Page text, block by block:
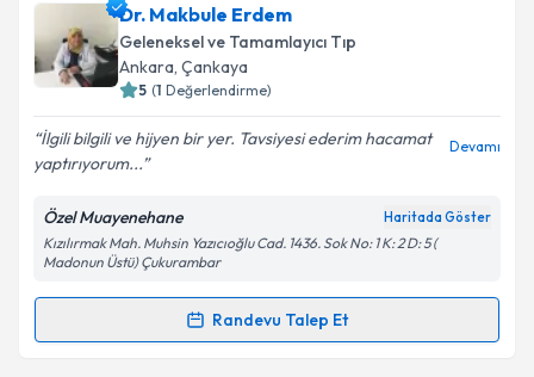
Takvim Talebini Gönder
Dr. Nilgün Soysaliçin randevu takvimi talebi
oluşturun. Size bu uzmandan randevu almanız için bir
takvim hazırlandığında e-posta ile bilgilendireceğiz.
Kişisel verilerimin işlenmesine ilişkin
Aydınlatma
Metni'ni okudum ve kişisel verilerimin belirtilen
kapsamda işlenmesini kabul ediyorum.
Takvim Talebini Gönder
Dr. Makbule Erdem
Geleneksel ve Tamamlayıcı Tıp
Ankara, Çankaya
5 (1 Değerlendirme)
İlgili bilgili ve hijyen bir yer. Tavsiyesi ederim hacamat
yaptırıyorum...
Devamı
Özel Muayenehane Haritada Göster
Kızılırmak Mah. Muhsin Yazıcıoğlu Cad. 1436. Sok No: 1 K: 2 D: 5 (
Madonun Üstü) Çukurambar
Randevu Talep Et
Randevu Takvimi Talebi